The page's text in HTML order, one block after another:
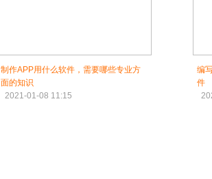
制作APP用什么软件，需要哪些专业方
面的知识
2021-01-08 11:15
编
件